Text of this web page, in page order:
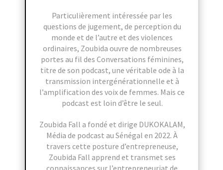
Particulièrement intéressée par les
questions de jugement, de perception du
monde et de l’autre et des violences
ordinaires, Zoubida ouvre de nombreuses
portes au fil des Conversations féminines,
titre de son podcast, une véritable ode à la
transmission intergénérationnelle et à
l’amplification des voix de femmes. Mais ce
podcast est loin d’être le seul.
Zoubida Fall a fondé et dirige DUKOKALAM,
Média de podcast au Sénégal en 2022. À
travers cette posture d’entrepreneuse,
Zoubida Fall apprend et transmet ses